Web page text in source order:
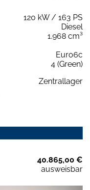
120 kW / 163 PS
Diesel
1.968 cm³
Euro6c
4 (Green)
Zentrallager
40.865,00 €
ausweisbar